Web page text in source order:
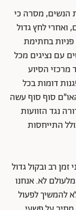
הנשים, מסרה כי
ואחרי לחץ גדול
בחתימת
עם נציגים מכל
מרכזי הסיוע
דומות בכל
סוף סוף עשה
נגד הזוועות
התייחסות
רב ובקול גדול
לא. אנחנו
להמשיך לפעול